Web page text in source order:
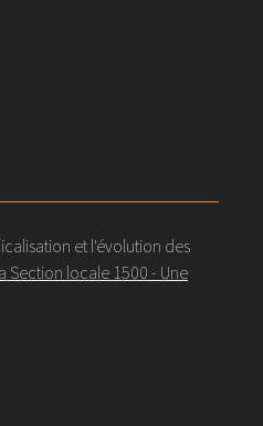
et l'évolution des
Section locale 1500 - Une